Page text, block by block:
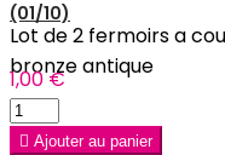
(01/10)
Lot de 2 fermoirs a
bronze antique
1,00 €
 Ajouter au panier